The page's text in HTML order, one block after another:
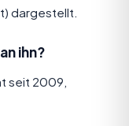
dargestellt.
ihn?
seit 2009,